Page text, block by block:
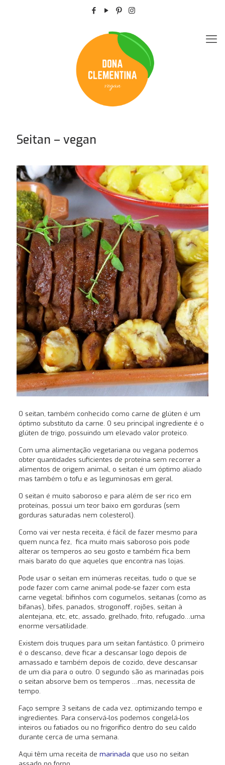
Seitan – vegan
O seitan, também conhecido como carne de glúten é um
óptimo substituto da carne. O seu principal ingrediente é o
glúten de trigo, possuindo um elevado valor proteico.
Com uma alimentação vegetariana ou vegana podemos
obter quantidades suficientes de proteína sem recorrer a
alimentos de origem animal, o seitan é um óptimo aliado
mas também o tofu e as leguminosas em geral.
O seitan é muito saboroso e para além de ser rico em
proteínas, possui um teor baixo em gorduras (sem
gorduras saturadas nem colesterol).
Como vai ver nesta receita, é fácil de fazer mesmo para
quem nunca fez, fica muito mais saboroso pois pode
alterar os temperos ao seu gosto e também fica bem
mais barato do que aqueles que encontra nas lojas.
Pode usar o seitan em inúmeras receitas, tudo o que se
pode fazer com carne animal pode-se fazer com esta
carne vegetal: bifinhos com cogumelos, seitanas (como as
bifanas), bifes, panados, strogonoff, rojões, seitan à
alentejana, etc, etc, assado, grelhado, frito, refugado…uma
enorme versatilidade.
Existem dois truques para um seitan fantástico. O primeiro
é o descanso, deve ficar a descansar logo depois de
amassado e também depois de cozido, deve descansar
de um dia para o outro. O segundo são as marinadas pois
o seitan absorve bem os temperos …mas, necessita de
tempo.
Faço sempre 3 seitans de cada vez, optimizando tempo e
ingredientes. Para conservá-los podemos congelá-los
inteiros ou fatiados ou no frigorífico dentro do seu caldo
durante cerca de uma semana.
Aqui têm uma receita de marinada que uso no seitan